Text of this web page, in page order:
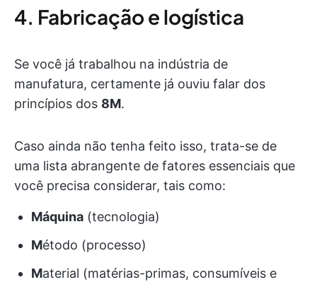
4. Fabricação e logística
Se você já trabalhou na indústria de
manufatura, certamente já ouviu falar dos
princípios dos 8M.
Caso ainda não tenha feito isso, trata-se de
uma lista abrangente de fatores essenciais que
você precisa considerar, tais como:
Máquina (tecnologia)
Método (processo)
Material (matérias-primas, consumíveis e